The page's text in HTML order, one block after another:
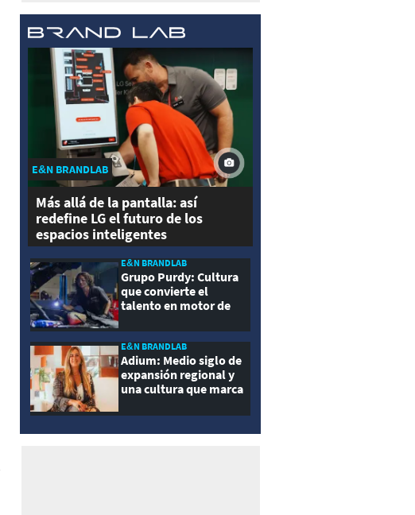
E&N BRANDLAB
Más allá de la pantalla: así
redefine LG el futuro de los
espacios inteligentes
E&N BRANDLAB
Grupo Purdy: Cultura
que convierte el
talento en motor de
E&N BRANDLAB
Adium: Medio siglo de
expansión regional y
una cultura que marca